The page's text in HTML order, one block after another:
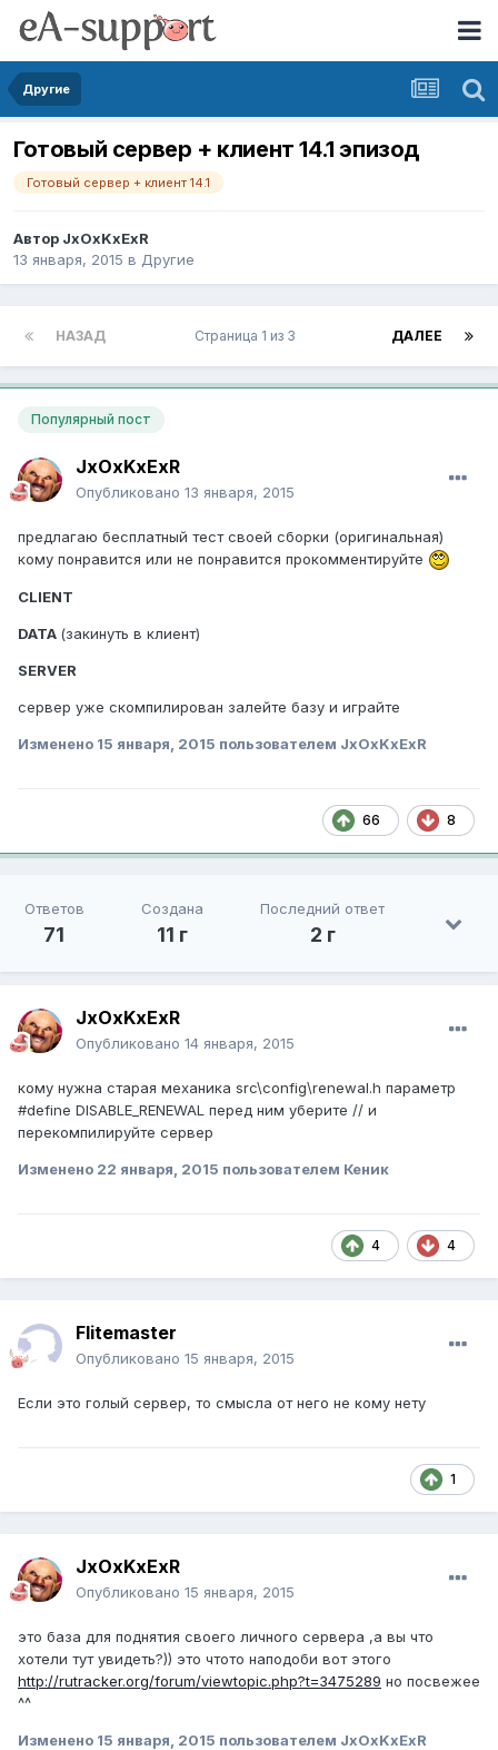
Другие
Готовый сервер + клиент 14.1 эпизод
Готовый сервер + клиент 14.1
Автор JxOxKxExR
13 января, 2015 в Другие
НАЗАД ДАЛЕЕ
Страница 1 из 3
Популярный пост
JxOxKxExR
Опубликовано 13 января, 2015
предлагаю бесплатный тест своей сборки (оригинальная)
кому понравится или не понравится прокомментируйте
CLIENT
DATA (закинуть в клиент)
SERVER
сервер уже скомпилирован залейте базу и играйте
Изменено 15 января, 2015 пользователем JxOxKxExR
66 8
Ответов
71
Создана
11 г
Последний ответ
2 г
JxOxKxExR
Опубликовано 14 января, 2015
кому нужна старая механика src\config\renewal.h параметр
#define DISABLE_RENEWAL перед ним уберите // и
перекомпилируйте сервер
Изменено 22 января, 2015 пользователем Кеник
4 4
Flitemaster
Опубликовано 15 января, 2015
Если это голый сервер, то смысла от него не кому нету
1
JxOxKxExR
Опубликовано 15 января, 2015
это база для поднятия своего личного сервера ,а вы что
хотели тут увидеть?)) это чтото наподоби вот этого
http://rutracker.org/forum/viewtopic.php?t=3475289 но посвежее
^^
Изменено 15 января, 2015 пользователем JxOxKxExR